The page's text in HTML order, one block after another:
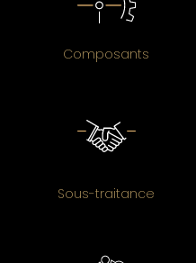
Composants
Sous-traitance